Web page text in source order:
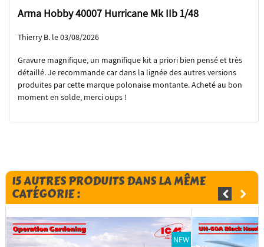
Arma Hobby 40007 Hurricane Mk IIb 1/48
Thierry B. le 03/08/2026
Gravure magnifique, un magnifique kit a priori bien pensé et très
détaillé. Je recommande car dans la lignée des autres versions
produites par cette marque polonaise montante. Acheté au bon
moment en solde, merci oups !
15 AUTRES PRODUITS DANS LA MÊME
CATÉGORIE :
NEW